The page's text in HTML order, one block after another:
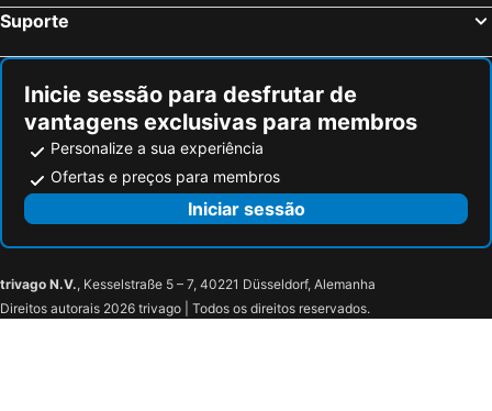
Suporte
Inicie sessão para desfrutar de
vantagens exclusivas para membros
Personalize a sua experiência
Ofertas e preços para membros
Iniciar sessão
trivago N.V., Kesselstraße 5 – 7, 40221 Düsseldorf, Alemanha
Direitos autorais 2026 trivago | Todos os direitos reservados.